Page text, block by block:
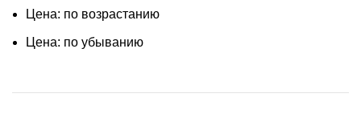
Цена: по возрастанию
Цена: по убыванию